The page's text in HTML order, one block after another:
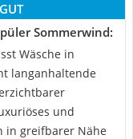
GUT
Sommerwind:
Wäsche in
langanhaltende
und
in greifbarer Nähe